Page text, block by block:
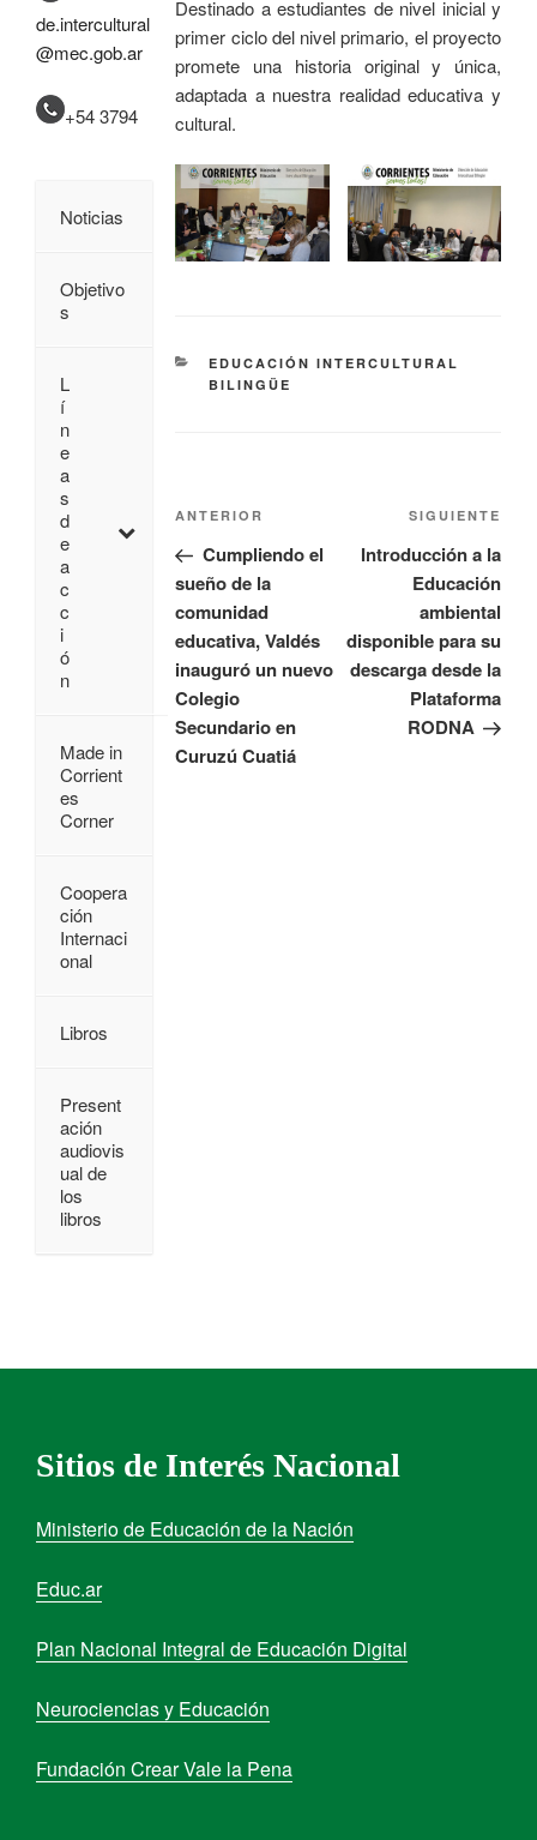
Destinado a estudiantes de nivel inicial y
primer ciclo del nivel primario, el proyecto
promete una historia original y única,
adaptada a nuestra realidad educativa y
cultural.
EDUCACIÓN INTERCULTURAL
BILINGÜE
ANTERIOR
Cumpliendo el
sueño de la
comunidad
educativa, Valdés
inauguró un nuevo
Colegio
Secundario en
Curuzú Cuatiá
SIGUIENTE
Introducción a la
Educación
ambiental
disponible para su
descarga desde la
Plataforma
RODNA
de.intercultural
@mec.gob.ar
+54 3794
Noticias
Objetivo
s
L
í
n
e
a
s
d
e
a
c
c
i
ó
n
Made in
Corrient
es
Corner
Coopera
ción
Internaci
onal
Libros
Present
ación
audiovis
ual de
los
libros
Sitios de Interés Nacional
Ministerio de Educación de la Nación
Educ.ar
Plan Nacional Integral de Educación Digital
Neurociencias y Educación
Fundación Crear Vale la Pena